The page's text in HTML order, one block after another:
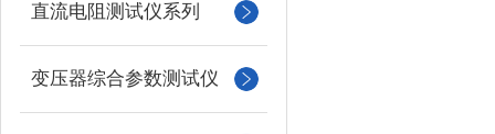
直流电阻测试仪系列
变压器综合参数测试仪